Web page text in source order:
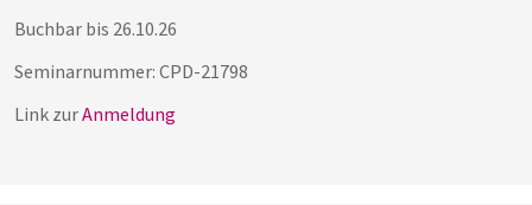
Buchbar bis 26.10.26
Seminarnummer: CPD-21798
Link zurAnmeldung